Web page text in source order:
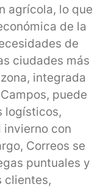
agrícola, lo que
de la
de
ciudades más
integrada
puede
logísticos,
invierno con
Correos se
puntuales y
clientes,